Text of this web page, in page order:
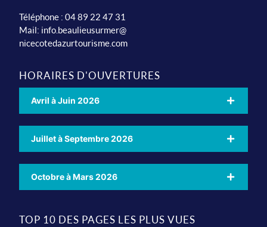
Téléphone : 04 89 22 47 31
Mail: info.beaulieusurmer@
nicecotedazurtourisme.com
HORAIRES D'OUVERTURES
Avril à Juin 2026
Juillet à Septembre 2026
Octobre à Mars 2026
TOP 10 DES PAGES LES PLUS VUES